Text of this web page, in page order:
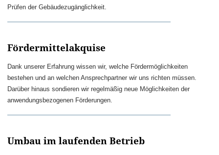
Prüfen der Gebäudezugänglichkeit.
Fördermittelakquise
Dank unserer Erfahrung wissen wir, welche Fördermöglichkeiten
bestehen und an welchen Ansprechpartner wir uns richten müssen.
Darüber hinaus sondieren wir regelmäßig neue Möglichkeiten der
anwendungsbezogenen Förderungen.
Umbau im laufenden Betrieb